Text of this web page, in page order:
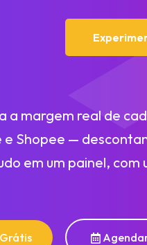
a margem real de
e Shopee —
em um painel, com